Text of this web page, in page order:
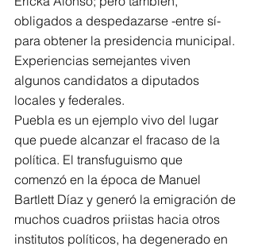
obligados a despedazarse -entre sí-
para obtener la presidencia municipal.
Experiencias semejantes viven
algunos candidatos a diputados
locales y federales.
Puebla es un ejemplo vivo del lugar
que puede alcanzar el fracaso de la
política. El transfuguismo que
comenzó en la época de Manuel
Bartlett Díaz y generó la emigración de
muchos cuadros priistas hacia otros
institutos políticos, ha degenerado en